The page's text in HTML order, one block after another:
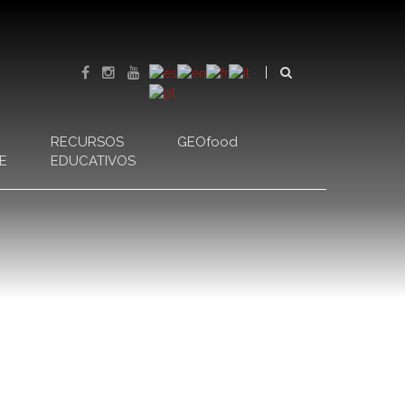
RECURSOS
EDUCATIVOS
GEOfood